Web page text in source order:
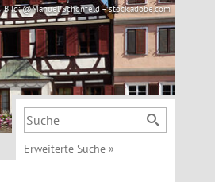
Bild: @Manuel Schönfeld – stock.adobe.com
Suchbegriff
Erweiterte Suche »